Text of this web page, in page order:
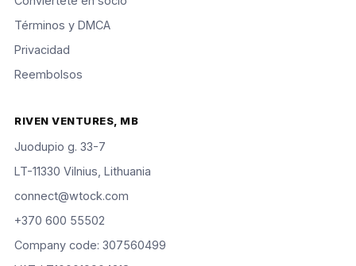
Términos y DMCA
Privacidad
Reembolsos
RIVEN VENTURES, MB
Juodupio g. 33-7
LT-11330 Vilnius, Lithuania
connect@wtock.com
+370 600 55502
Company code: 307560499